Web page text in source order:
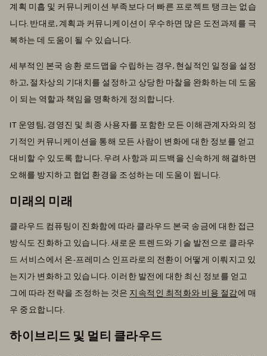
계획 미흡 및 커뮤니케이션 부족보다 더 빠른 프로젝트 탱크는 없습
니다. 반대로, 계획과 커뮤니케이션이 우수하면 많은 도전과제를 극
복하는 데 도움이 될 수 있습니다.
세부적인 본국 송환 로드맵을 수립하는 경우, 현실적인 일정을 설정
하고, 절차상의 기대치를 설정하고 상당한 마찰을 완화하는 데 도움
이 되는 역할과 책임을 명확하게 정의합니다.
IT 운영팀, 경영진 및 최종 사용자를 포함한 모든 이해관계자와의 정
기적인 커뮤니케이션을 통해 모든 사람이 변화에 대한 정보를 얻고
대비할 수 있도록 합니다. 우려 사항과 피드백을 신속하게 해결하면
오해를 방지하고 협업 환경을 조성하는 데 도움이 됩니다.
미래의 미래
클라우드 컴퓨팅이 진화함에 따라 클라우드 본국 송금에 대한 접근
방식도 진화하고 있습니다. 새로운 트렌드와 기술 발전으로 클라우
드 서비스에서 온-프레미스 인프라로의 전환이 어떻게 이뤄지고 있
는지가 변화하고 있습니다. 이러한 발전에 대한 최신 정보를 얻고
그에 따라 전략을 조정하는 것은 지속적인 최적화와 비용 절감에 매
우 중요합니다.
하이브리드 및 멀티 클라우드